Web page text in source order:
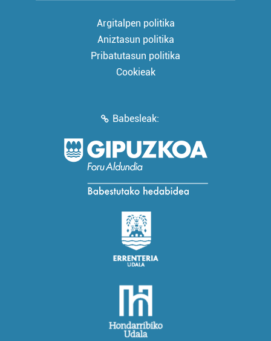
Argitalpen politika
Aniztasun politika
Pribatutasun politika
Cookieak
Babesleak: